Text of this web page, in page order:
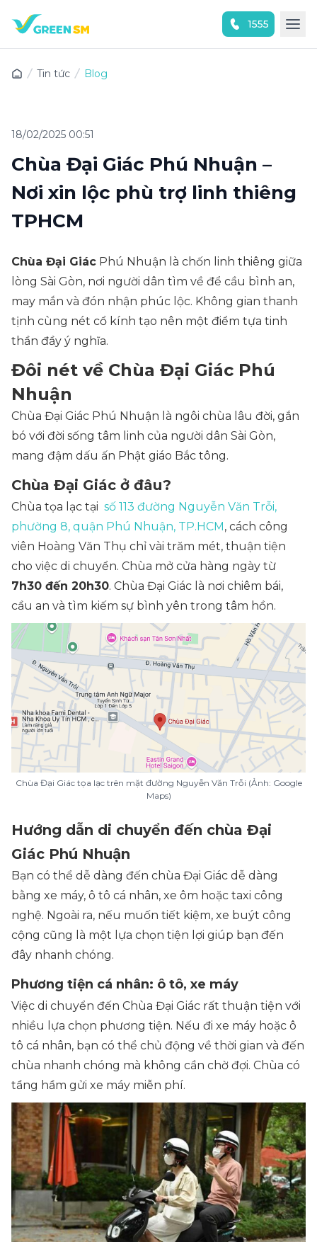
1555
Tin tức Blog
18/02/2025 00:51
Chùa Đại Giác Phú Nhuận –
Nơi xin lộc phù trợ linh thiêng
TPHCM
Chùa Đại Giác Phú Nhuận là chốn linh thiêng giữa
lòng Sài Gòn, nơi người dân tìm về để cầu bình an,
may mắn và đón nhận phúc lộc. Không gian thanh
tịnh cùng nét cổ kính tạo nên một điểm tựa tinh
thần đầy ý nghĩa.
Đôi nét về Chùa Đại Giác Phú
Nhuận
Chùa Đại Giác Phú Nhuận là ngôi chùa lâu đời, gắn
bó với đời sống tâm linh của người dân Sài Gòn,
mang đậm dấu ấn Phật giáo Bắc tông.
Chùa Đại Giác ở đâu?
Chùa tọa lạc tại số 113 đường Nguyễn Văn Trỗi,
phường 8, quận Phú Nhuận, TP.HCM, cách công
viên Hoàng Văn Thụ chỉ vài trăm mét, thuận tiện
cho việc di chuyển. Chùa mở cửa hàng ngày từ
7h30 đến 20h30. Chùa Đại Giác là nơi chiêm bái,
cầu an và tìm kiếm sự bình yên trong tâm hồn.
Chùa Đại Giác tọa lạc trên mặt đường Nguyễn Văn Trỗi (Ảnh: Google
Maps)
Hướng dẫn di chuyển đến chùa Đại
Giác Phú Nhuận
Bạn có thể dễ dàng đến chùa Đại Giác dễ dàng
bằng xe máy, ô tô cá nhân, xe ôm hoặc taxi công
nghệ. Ngoài ra, nếu muốn tiết kiệm, xe buýt công
cộng cũng là một lựa chọn tiện lợi giúp bạn đến
đây nhanh chóng.
Phương tiện cá nhân: ô tô, xe máy
Việc di chuyển đến Chùa Đại Giác rất thuận tiện với
nhiều lựa chọn phương tiện. Nếu đi xe máy hoặc ô
tô cá nhân, bạn có thể chủ động về thời gian và đến
chùa nhanh chóng mà không cần chờ đợi. Chùa có
tầng hầm gửi xe máy miễn phí.